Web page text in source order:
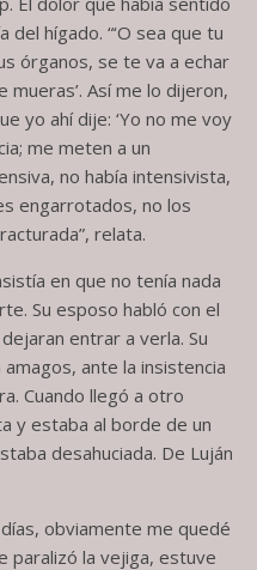
hígado. “‘O sea que tu
órganos, se te va a echar
Así me lo dijeron,
yo ahí dije: ‘Yo no me voy
me meten a un
no había intensivista,
engarrotados, no los
relata.
en que no tenía nada
Su esposo habló con el
entrar a verla. Su
ante la insistencia
Cuando llegó a otro
y estaba al borde de un
desahuciada. De Luján
obviamente me quedé
paralizó la vejiga, estuve